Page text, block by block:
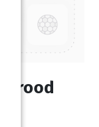
Brood